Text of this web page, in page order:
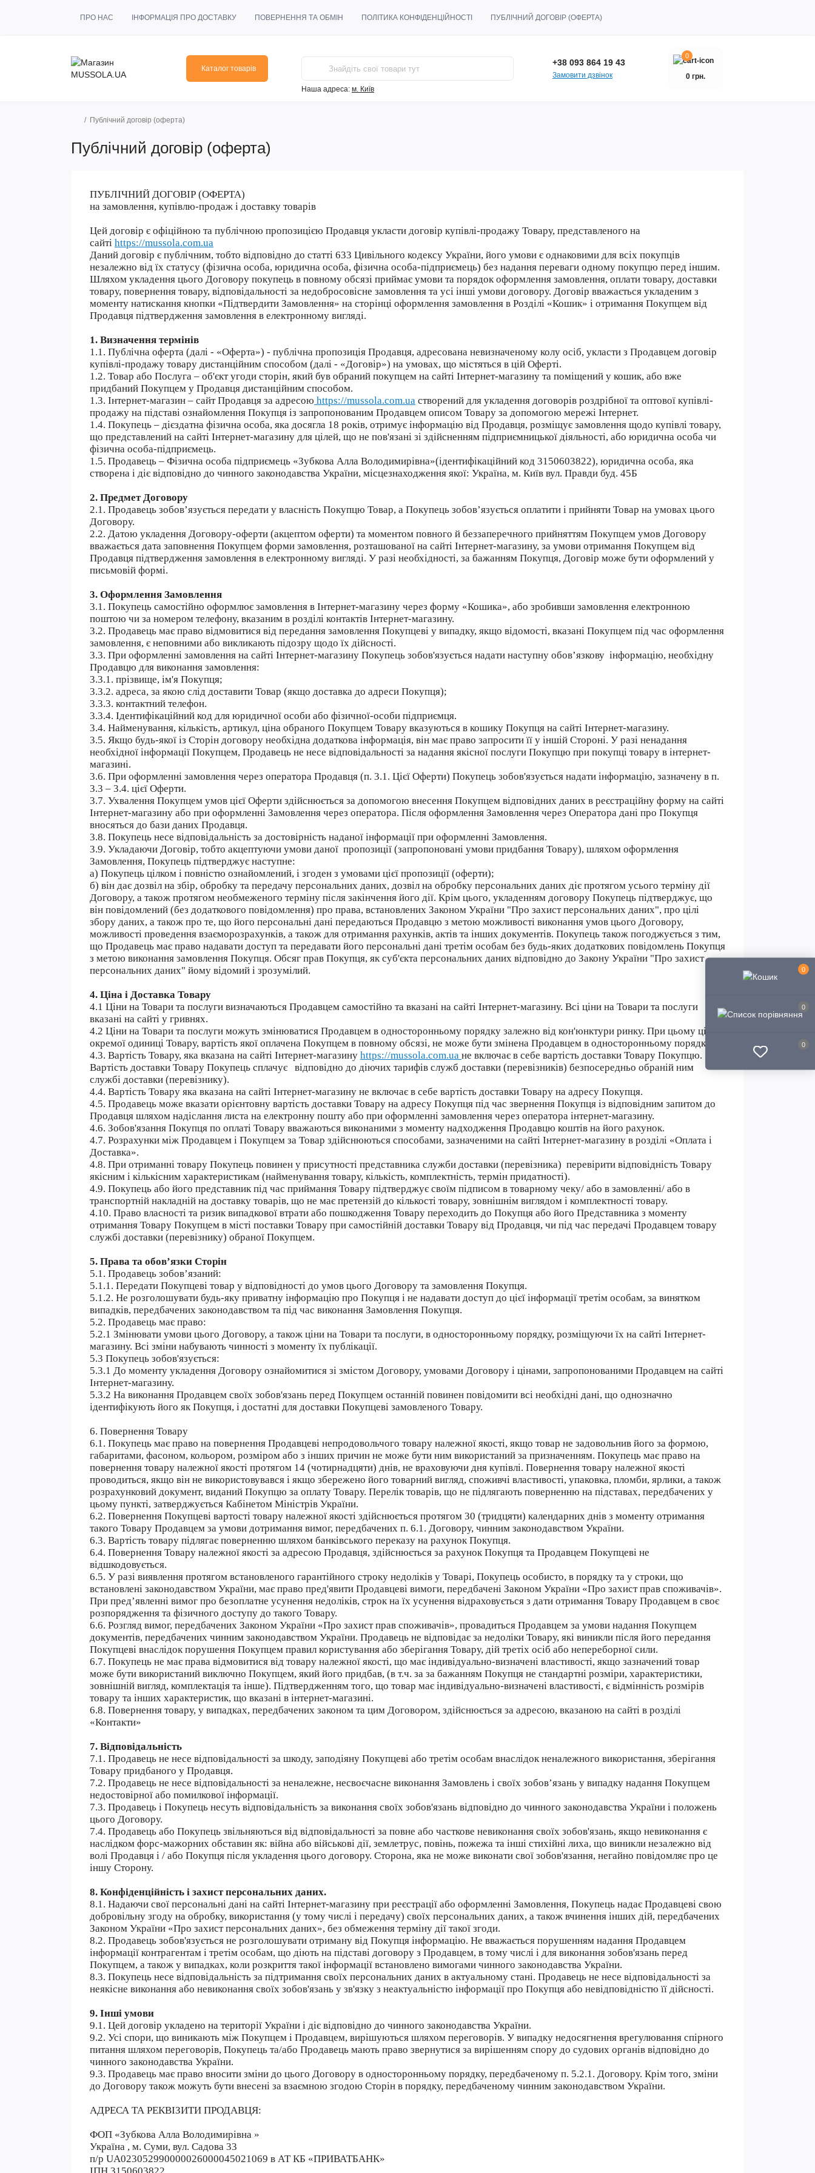
0
0
0
ПРО НАС ІНФОРМАЦІЯ ПРО ДОСТАВКУ ПОВЕРНЕННЯ ТА ОБМІН ПОЛІТИКА КОНФІДЕНЦІЙНОСТІ ПУБЛІЧНИЙ ДОГОВІР (ОФЕРТА)
Каталог товарів
Наша адреса: м. Київ
+38 093 864 19 43
Замовити дзвінок
0
0 грн.
Публічний договір (оферта)
Публічний договір (оферта)
ПУБЛІЧНИЙ ДОГОВІР (ОФЕРТА)
на замовлення, купівлю-продаж і доставку товарів
Цей договір є офіційною та публічною пропозицією Продавця укласти договір купівлі-продажу Товару, представленого на
сайті https://mussola.com.ua
Даний договір є публічним, тобто відповідно до статті 633 Цивільного кодексу України, його умови є однаковими для всіх покупців
незалежно від їх статусу (фізична особа, юридична особа, фізична особа-підприємець) без надання переваги одному покупцю перед іншим.
Шляхом укладення цього Договору покупець в повному обсязі приймає умови та порядок оформлення замовлення, оплати товару, доставки
товару, повернення товару, відповідальності за недобросовісне замовлення та усі інші умови договору. Договір вважається укладеним з
моменту натискання кнопки «Підтвердити Замовлення» на сторінці оформлення замовлення в Розділі «Кошик» і отримання Покупцем від
Продавця підтвердження замовлення в електронному вигляді.
1. Визначення термінів
1.1. Публічна оферта (далі - «Оферта») - публічна пропозиція Продавця, адресована невизначеному колу осіб, укласти з Продавцем договір
купівлі-продажу товару дистанційним способом (далі - «Договір») на умовах, що містяться в цій Оферті.
1.2. Товар або Послуга – об'єкт угоди сторін, який був обраний покупцем на сайті Інтернет-магазину та поміщений у кошик, або вже
придбаний Покупцем у Продавця дистанційним способом.
1.3. Інтернет-магазин – сайт Продавця за адресою https://mussola.com.ua створений для укладення договорів роздрібної та оптової купівлі-
продажу на підставі ознайомлення Покупця із запропонованим Продавцем описом Товару за допомогою мережі Інтернет.
1.4. Покупець – дієздатна фізична особа, яка досягла 18 років, отримує інформацію від Продавця, розміщує замовлення щодо купівлі товару,
що представлений на сайті Інтернет-магазину для цілей, що не пов'язані зі здійсненням підприємницької діяльності, або юридична особа чи
фізична особа-підприємець.
1.5. Продавець – Фізична особа підприємець «Зубкова Алла Володимирівна»(ідентифікаційний код 3150603822), юридична особа, яка
створена і діє відповідно до чинного законодавства України, місцезнаходження якої: Україна, м. Київ вул. Правди буд. 45Б
2. Предмет Договору
2.1. Продавець зобов’язується передати у власність Покупцю Товар, а Покупець зобов’язується оплатити і прийняти Товар на умовах цього
Договору.
2.2. Датою укладення Договору-оферти (акцептом оферти) та моментом повного й беззаперечного прийняттям Покупцем умов Договору
вважається дата заповнення Покупцем форми замовлення, розташованої на сайті Інтернет-магазину, за умови отримання Покупцем від
Продавця підтвердження замовлення в електронному вигляді. У разі необхідності, за бажанням Покупця, Договір може бути оформлений у
письмовій формі.
3. Оформлення Замовлення
3.1. Покупець самостійно оформлює замовлення в Інтернет-магазину через форму «Кошика», або зробивши замовлення електронною
поштою чи за номером телефону, вказаним в розділі контактів Інтернет-магазину.
3.2. Продавець має право відмовитися від передання замовлення Покупцеві у випадку, якщо відомості, вказані Покупцем під час оформлення
замовлення, є неповними або викликають підозру щодо їх дійсності.
3.3. При оформленні замовлення на сайті Інтернет-магазину Покупець зобов'язується надати наступну обов’язкову інформацію, необхідну
Продавцю для виконання замовлення:
3.3.1. прізвище, ім'я Покупця;
3.3.2. адреса, за якою слід доставити Товар (якщо доставка до адреси Покупця);
3.3.3. контактний телефон.
3.3.4. Ідентифікаційний код для юридичної особи або фізичної-особи підприємця.
3.4. Найменування, кількість, артикул, ціна обраного Покупцем Товару вказуються в кошику Покупця на сайті Інтернет-магазину.
3.5. Якщо будь-якої із Сторін договору необхідна додаткова інформація, він має право запросити її у іншій Стороні. У разі ненадання
необхідної інформації Покупцем, Продавець не несе відповідальності за надання якісної послуги Покупцю при покупці товару в інтернет-
магазині.
3.6. При оформленні замовлення через оператора Продавця (п. 3.1. Цієї Оферти) Покупець зобов'язується надати інформацію, зазначену в п.
3.3 – 3.4. цієї Оферти.
3.7. Ухвалення Покупцем умов цієї Оферти здійснюється за допомогою внесення Покупцем відповідних даних в реєстраційну форму на сайті
Інтернет-магазину або при оформленні Замовлення через оператора. Після оформлення Замовлення через Оператора дані про Покупця
вносяться до бази даних Продавця.
3.8. Покупець несе відповідальність за достовірність наданої інформації при оформленні Замовлення.
3.9. Укладаючи Договір, тобто акцептуючи умови даної пропозиції (запропоновані умови придбання Товару), шляхом оформлення
Замовлення, Покупець підтверджує наступне:
а) Покупець цілком і повністю ознайомлений, і згоден з умовами цієї пропозиції (оферти);
б) він дає дозвіл на збір, обробку та передачу персональних даних, дозвіл на обробку персональних даних діє протягом усього терміну дії
Договору, а також протягом необмеженого терміну після закінчення його дії. Крім цього, укладенням договору Покупець підтверджує, що
він повідомлений (без додаткового повідомлення) про права, встановлених Законом України "Про захист персональних даних", про цілі
збору даних, а також про те, що його персональні дані передаються Продавцю з метою можливості виконання умов цього Договору,
можливості проведення взаєморозрахунків, а також для отримання рахунків, актів та інших документів. Покупець також погоджується з тим,
що Продавець має право надавати доступ та передавати його персональні дані третім особам без будь-яких додаткових повідомлень Покупця
з метою виконання замовлення Покупця. Обсяг прав Покупця, як суб'єкта персональних даних відповідно до Закону України "Про захист
персональних даних" йому відомий і зрозумілий.
4. Ціна і Доставка Товару
4.1 Ціни на Товари та послуги визначаються Продавцем самостійно та вказані на сайті Інтернет-магазину. Всі ціни на Товари та послуги
вказані на сайті у гривнях.
4.2 Ціни на Товари та послуги можуть змінюватися Продавцем в односторонньому порядку залежно від кон'юнктури ринку. При цьому ціна
окремої одиниці Товару, вартість якої оплачена Покупцем в повному обсязі, не може бути змінена Продавцем в односторонньому порядку.
4.3. Вартість Товару, яка вказана на сайті Інтернет-магазину https://mussola.com.ua не включає в себе вартість доставки Товару Покупцю.
Вартість доставки Товару Покупець сплачує відповідно до діючих тарифів служб доставки (перевізників) безпосередньо обраній ним
службі доставки (перевізнику).
4.4. Вартість Товару яка вказана на сайті Інтернет-магазину не включає в себе вартість доставки Товару на адресу Покупця.
4.5. Продавець може вказати орієнтовну вартість доставки Товару на адресу Покупця під час звернення Покупця із відповідним запитом до
Продавця шляхом надіслання листа на електронну пошту або при оформленні замовлення через оператора інтернет-магазину.
4.6. Зобов'язання Покупця по оплаті Товару вважаються виконаними з моменту надходження Продавцю коштів на його рахунок.
4.7. Розрахунки між Продавцем і Покупцем за Товар здійснюються способами, зазначеними на сайті Інтернет-магазину в розділі «Оплата і
Доставка».
4.8. При отриманні товару Покупець повинен у присутності представника служби доставки (перевізника) перевірити відповідність Товару
якісним і кількісним характеристикам (найменування товару, кількість, комплектність, термін придатності).
4.9. Покупець або його представник під час приймання Товару підтверджує своїм підписом в товарному чеку/ або в замовленні/ або в
транспортній накладній на доставку товарів, що не має претензій до кількості товару, зовнішнім виглядом і комплектності товару.
4.10. Право власності та ризик випадкової втрати або пошкодження Товару переходить до Покупця або його Представника з моменту
отримання Товару Покупцем в місті поставки Товару при самостійній доставки Товару від Продавця, чи під час передачі Продавцем товару
службі доставки (перевізнику) обраної Покупцем.
5. Права та обов’язки Сторін
5.1. Продавець зобов’язаний:
5.1.1. Передати Покупцеві товар у відповідності до умов цього Договору та замовлення Покупця.
5.1.2. Не розголошувати будь-яку приватну інформацію про Покупця і не надавати доступ до цієї інформації третім особам, за винятком
випадків, передбачених законодавством та під час виконання Замовлення Покупця.
5.2. Продавець має право:
5.2.1 Змінювати умови цього Договору, а також ціни на Товари та послуги, в односторонньому порядку, розміщуючи їх на сайті Інтернет-
магазину. Всі зміни набувають чинності з моменту їх публікації.
5.3 Покупець зобов'язується:
5.3.1 До моменту укладення Договору ознайомитися зі змістом Договору, умовами Договору і цінами, запропонованими Продавцем на сайті
Інтернет-магазину.
5.3.2 На виконання Продавцем своїх зобов'язань перед Покупцем останній повинен повідомити всі необхідні дані, що однозначно
ідентифікують його як Покупця, і достатні для доставки Покупцеві замовленого Товару.
6. Повернення Товару
6.1. Покупець має право на повернення Продавцеві непродовольчого товару належної якості, якщо товар не задовольнив його за формою,
габаритами, фасоном, кольором, розміром або з інших причин не може бути ним використаний за призначенням. Покупець має право на
повернення товару належної якості протягом 14 (чотирнадцяти) днів, не враховуючи дня купівлі. Повернення товару належної якості
проводиться, якщо він не використовувався і якщо збережено його товарний вигляд, споживчі властивості, упаковка, пломби, ярлики, а також
розрахунковий документ, виданий Покупцю за оплату Товару. Перелік товарів, що не підлягають поверненню на підставах, передбачених у
цьому пункті, затверджується Кабінетом Міністрів України.
6.2. Повернення Покупцеві вартості товару належної якості здійснюється протягом 30 (тридцяти) календарних днів з моменту отримання
такого Товару Продавцем за умови дотримання вимог, передбачених п. 6.1. Договору, чинним законодавством України.
6.3. Вартість товару підлягає поверненню шляхом банківського переказу на рахунок Покупця.
6.4. Повернення Товару належної якості за адресою Продавця, здійснюється за рахунок Покупця та Продавцем Покупцеві не
відшкодовується.
6.5. У разі виявлення протягом встановленого гарантійного строку недоліків у Товарі, Покупець особисто, в порядку та у строки, що
встановлені законодавством України, має право пред'явити Продавцеві вимоги, передбачені Законом України «Про захист прав споживачів».
При пред’явленні вимог про безоплатне усунення недоліків, строк на їх усунення відраховується з дати отримання Товару Продавцем в своє
розпорядження та фізичного доступу до такого Товару.
6.6. Розгляд вимог, передбачених Законом України «Про захист прав споживачів», провадиться Продавцем за умови надання Покупцем
документів, передбачених чинним законодавством України. Продавець не відповідає за недоліки Товару, які виникли після його передання
Покупцеві внаслідок порушення Покупцем правил користування або зберігання Товару, дій третіх осіб або непереборної сили.
6.7. Покупець не має права відмовитися від товару належної якості, що має індивідуально-визначені властивості, якщо зазначений товар
може бути використаний виключно Покупцем, який його придбав, (в т.ч. за за бажанням Покупця не стандартні розміри, характеристики,
зовнішній вигляд, комплектація та інше). Підтвердженням того, що товар має індивідуально-визначені властивості, є відмінність розмірів
товару та інших характеристик, що вказані в інтернет-магазині.
6.8. Повернення товару, у випадках, передбачених законом та цим Договором, здійснюється за адресою, вказаною на сайті в розділі
«Контакти»
7. Відповідальність
7.1. Продавець не несе відповідальності за шкоду, заподіяну Покупцеві або третім особам внаслідок неналежного використання, зберігання
Товару придбаного у Продавця.
7.2. Продавець не несе відповідальності за неналежне, несвоєчасне виконання Замовлень і своїх зобов’язань у випадку надання Покупцем
недостовірної або помилкової інформації.
7.3. Продавець і Покупець несуть відповідальність за виконання своїх зобов'язань відповідно до чинного законодавства України і положень
цього Договору.
7.4. Продавець або Покупець звільняються від відповідальності за повне або часткове невиконання своїх зобов'язань, якщо невиконання є
наслідком форс-мажорних обставин як: війна або військові дії, землетрус, повінь, пожежа та інші стихійні лиха, що виникли незалежно від
волі Продавця і / або Покупця після укладення цього договору. Сторона, яка не може виконати свої зобов'язання, негайно повідомляє про це
іншу Сторону.
8. Конфіденційність і захист персональних даних.
8.1. Надаючи свої персональні дані на сайті Інтернет-магазину при реєстрації або оформленні Замовлення, Покупець надає Продавцеві свою
добровільну згоду на обробку, використання (у тому числі і передачу) своїх персональних даних, а також вчинення інших дій, передбачених
Законом України «Про захист персональних даних», без обмеження терміну дії такої згоди.
8.2. Продавець зобов'язується не розголошувати отриману від Покупця інформацію. Не вважається порушенням надання Продавцем
інформації контрагентам і третім особам, що діють на підставі договору з Продавцем, в тому числі і для виконання зобов'язань перед
Покупцем, а також у випадках, коли розкриття такої інформації встановлено вимогами чинного законодавства України.
8.3. Покупець несе відповідальність за підтримання своїх персональних даних в актуальному стані. Продавець не несе відповідальності за
неякісне виконання або невиконання своїх зобов'язань у зв'язку з неактуальністю інформації про Покупця або невідповідністю її дійсності.
9. Інші умови
9.1. Цей договір укладено на території України і діє відповідно до чинного законодавства України.
9.2. Усі спори, що виникають між Покупцем і Продавцем, вирішуються шляхом переговорів. У випадку недосягнення врегулювання спірного
питання шляхом переговорів, Покупець та/або Продавець мають право звернутися за вирішенням спору до судових органів відповідно до
чинного законодавства України.
9.3. Продавець має право вносити зміни до цього Договору в односторонньому порядку, передбаченому п. 5.2.1. Договору. Крім того, зміни
до Договору також можуть бути внесені за взаємною згодою Сторін в порядку, передбаченому чинним законодавством України.
АДРЕСА ТА РЕКВІЗИТИ ПРОДАВЦЯ:
ФОП «Зубкова Алла Володимирівна »
Україна , м. Суми, вул. Садова 33
п/р UA023052990000026000045021069 в АТ КБ «ПРИВАТБАНК»